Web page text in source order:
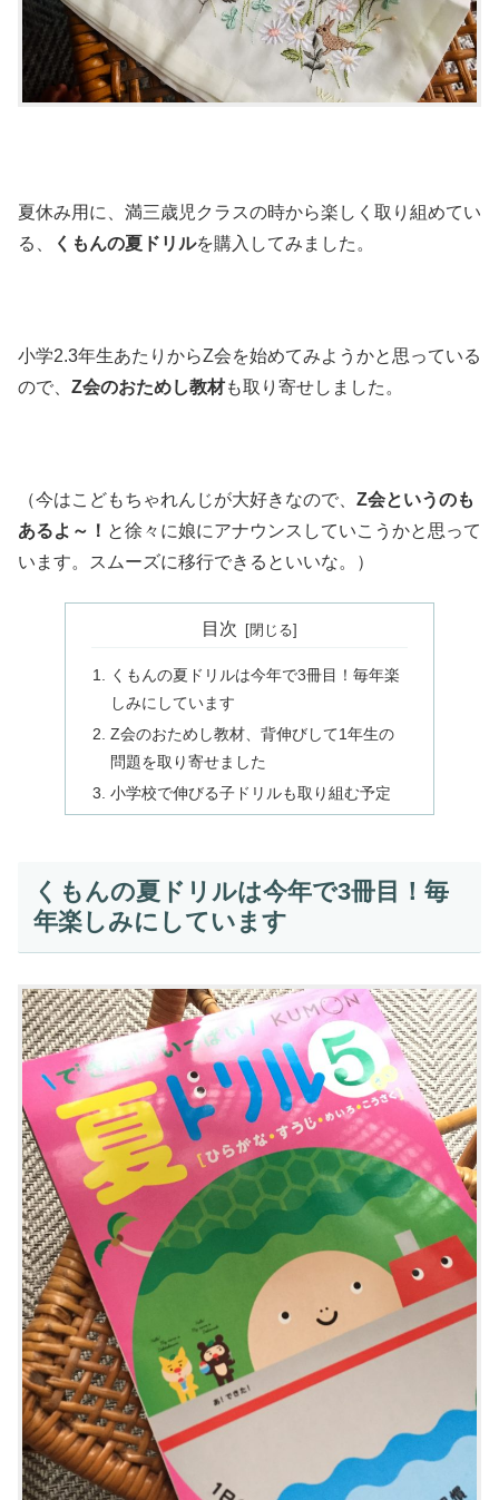
夏休み用に、満三歳児クラスの時から楽しく取り組めてい
る、
くもんの夏ドリルを購入してみました。
小学2.3年生あたりからZ会を始めてみようかと思っている
ので、 Z会のおためし教材も取り寄せしました。
（今はこどもちゃれんじが大好きなので、 Z会というのも
あるよ～！ と徐々に娘にアナウンスしていこうかと思って
います。スムーズに移行できるといいな。）
目次
くもんの夏ドリルは今年で3冊目！毎年楽
しみにしています
Z会のおためし教材、背伸びして1年生の
問題を取り寄せました
小学校で伸びる子ドリルも取り組む予定
くもんの夏ドリルは今年で3冊目！毎
年楽しみにしています